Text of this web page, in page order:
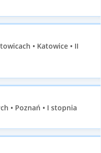
• Katowice • II
• Poznań • I stopnia